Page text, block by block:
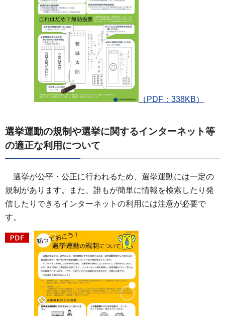
（PDF：338KB）
選挙運動の規制や選挙に関するインターネット等
の適正な利用について
選挙が公平・公正に行われるため、選挙運動には一定の
規制があります。また、誰もが簡単に情報を検索したり発
信したりできるインターネットの利用には注意が必要で
す。